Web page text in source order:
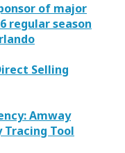
of major
regular season
Selling
Amway
Tool